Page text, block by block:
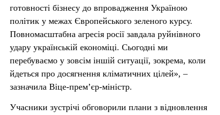
готовності бізнесу до впровадження Україною
політик у межах Європейського зеленого курсу.
Повномасштабна агресія росії завдала руйнівного
удару українській економіці. Сьогодні ми
перебуваємо у зовсім іншій ситуації, зокрема, коли
йдеться про досягнення кліматичних цілей», –
зазначила Віце-прем’єр-міністр.
Учасники зустрічі обговорили плани з відновлення